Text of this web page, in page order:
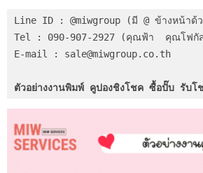
Line ID : @miwgroup (มี @ ข้างหน้าด้
Tel : 090-907-2927 (คุณฟ้า  คุณโฟกั
E-mail : sale@miwgroup.co.th
ตัวอย่างงานพิมพ์ คูปองชิงโชค ซื้อปั๊บ รับโ